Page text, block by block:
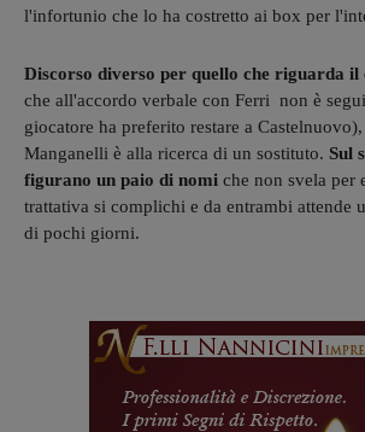
l'infortunio che lo ha costretto ai box per
Discorso diverso per quello che riguarda il
che all'accordo verbale con Ferri non è
giocatore ha preferito restare a
Manganelli è alla ricerca di un sostituto. Sul
figurano un paio di nomi che non svela per
trattativa si complichi e da entrambi attende
di pochi giorni.